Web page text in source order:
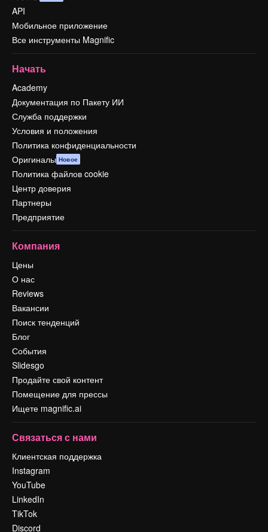
API
Мобильное приложение
Все инструменты Magnific
Начать
Academy
Документация по Пакету ИИ
Служба поддержки
Условия и положения
Политика конфиденциальности
Оригиналы Новое
Политика файлов cookie
Центр доверия
Партнеры
Предприятие
Компания
Цены
О нас
Reviews
Вакансии
Поиск тенденций
Блог
События
Slidesgo
Продайте свой контент
Помещение для прессы
Ищете magnific.ai
Связаться с нами
Клиентская поддержка
Instagram
YouTube
LinkedIn
TikTok
Discord